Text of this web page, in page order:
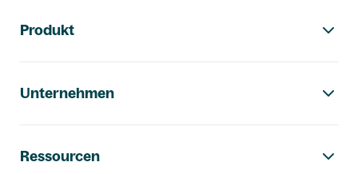
Produkt
Unternehmen
Ressourcen